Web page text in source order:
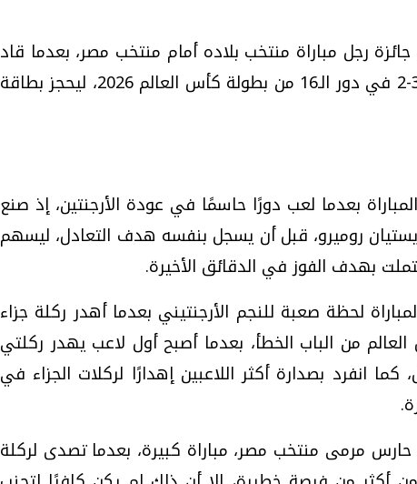
رجل مباراة منتخب بلاده أمام منتخب مصر، بعدما قاد
“التانجو” لتحقيق فوز درامي بنتيجة 3-2 في دور الـ16 من بطولة كأس العالم 2026، ليحجز بطاقة
بعدما لعب دورًا حاسمًا في عودة الأرجنتين، إذ صنع
روميرو، قبل أن يسجل بنفسه هدف التعادل، ليسهم
بهدف الفوز في الدقائق الأخيرة.
لحظة صعبة للنجم الأرجنتيني بعدما أهدر ركلة جزاء
من الباب الخطأ، بعدما أصبح أول لاعب يهدر ركلتي
انفرد بصدارة أكثر اللاعبين إهدارًا لركلات الجزاء في
مرمى منتخب مصر، مباراة كبيرة، بعدما تصدى لركلة
وإجابات